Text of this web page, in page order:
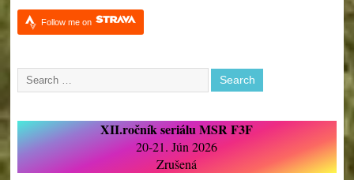
Follow me on
XII.ročník seriálu MSR F3F
20-21. Jún 2026
Zrušená